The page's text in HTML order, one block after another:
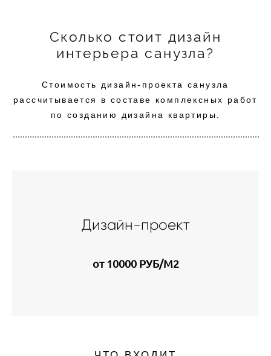
Сколько стоит дизайн
интерьера санузла?
Стоимость дизайн-проекта санузла
рассчитывается в составе комплексных работ
по созданию дизайна квартиры.
Дизайн-проект
от 10000 РУБ/М2